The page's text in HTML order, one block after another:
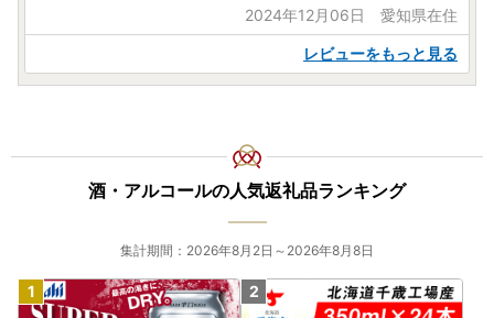
2024年12月06日 愛知県在住
レビューをもっと見る
酒・アルコールの人気返礼品ランキング
集計期間：2026年8月2日～2026年8月8日